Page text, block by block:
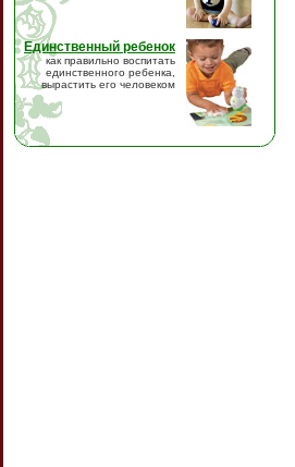
Единственный ребенок
как правильно воспитать
единственного ребенка,
вырастить его человеком